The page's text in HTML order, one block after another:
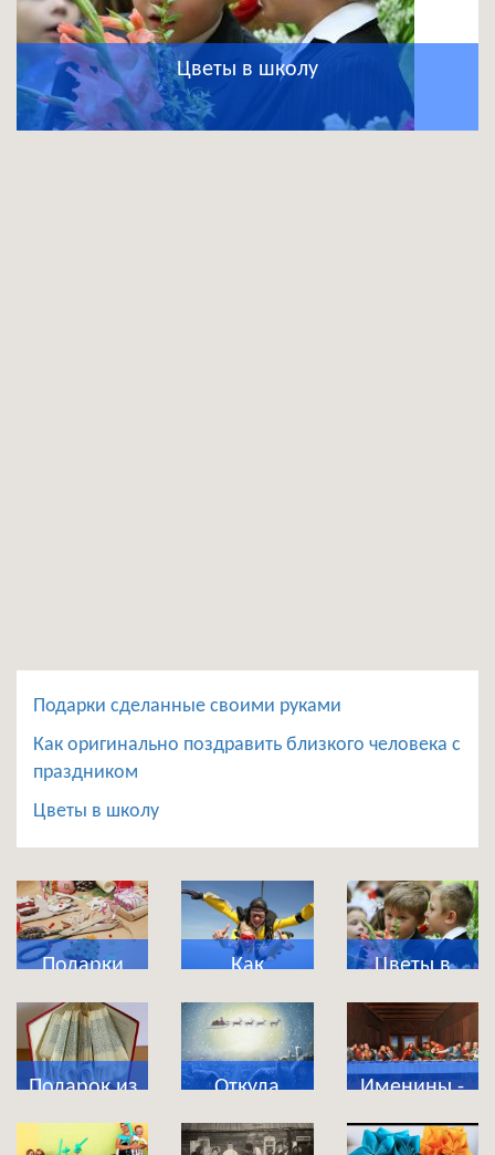
Цветы в школу
Подарки сделанные своими руками
Как оригинально поздравить близкого человека с
праздником
Цветы в школу
Подарки
сделанные
своими
руками
Как
оригинально
поздравить
близкого
человека с
праздником
Цветы в
школу
Подарок из
магазина
приколов
Откуда
появились
новогодние
Именины -
что это за
праздник?